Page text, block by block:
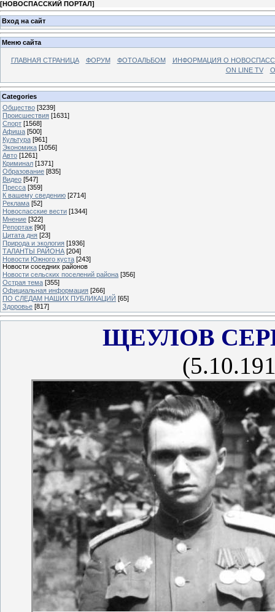
[НОВОСПАССКИЙ ПОРТАЛ]
Вход на сайт
Меню сайта
ГЛАВНАЯ СТРАНИЦА ФОРУМ ФОТОАЛЬБОМ
ИНФОРМАЦИЯ О
ON LINE TV
Categories
Общество [3239]
Происшествия [1631]
Спорт [1568]
Афиша [500]
Культура [961]
Экономика [1056]
Авто [1261]
Криминал [1371]
Образование [835]
Видео [547]
Пресса [359]
К вашему сведению [2714]
Реклама [52]
Новоспасские вести [1344]
Мнение [322]
Репортаж [90]
Цитата дня [23]
Природа и экология [1936]
ТАЛАНТЫ РАЙОНА [204]
Новости Южного куста [243]
Новости соседних районов
Новости сельских поселений района [356]
Острая тема [355]
Официальная информация [266]
ПО СЛЕДАМ НАШИХ ПУБЛИКАЦИЙ [65]
Здоровье [817]
ЩЕУЛОВ